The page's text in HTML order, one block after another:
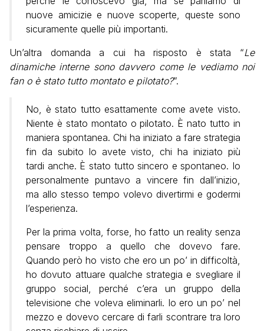
nuove amicizie e nuove scoperte, queste sono
sicuramente quelle più importanti.
Un’altra domanda a cui ha risposto è stata “Le
dinamiche interne sono davvero come le vediamo noi
fan o è stato tutto montato e pilotato?”.
No, è stato tutto esattamente come avete visto.
Niente è stato montato o pilotato. È nato tutto in
maniera spontanea. Chi ha iniziato a fare strategia
fin da subito lo avete visto, chi ha iniziato più
tardi anche. È stato tutto sincero e spontaneo. Io
personalmente puntavo a vincere fin dall’inizio,
ma allo stesso tempo volevo divertirmi e godermi
l’esperienza.
Per la prima volta, forse, ho fatto un reality senza
pensare troppo a quello che dovevo fare.
Quando però ho visto che ero un po’ in difficoltà,
ho dovuto attuare qualche strategia e svegliare il
gruppo social, perché c’era un gruppo della
televisione che voleva eliminarli. Io ero un po’ nel
mezzo e dovevo cercare di farli scontrare tra loro